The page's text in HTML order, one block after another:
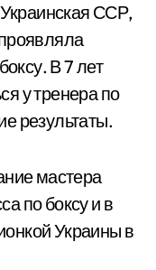
Украинская ССР,
В 7 лет
у тренера по
результаты.
мастера
по боксу и в
Украины в